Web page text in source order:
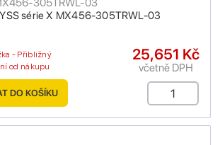
série X MX456-305TRWL-03
- Přibližný
od nákupu
25,651 Kč
včetně DPH
DO KOŠÍKU